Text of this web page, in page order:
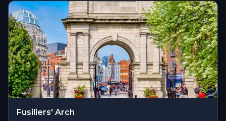
Fusiliers' Arch